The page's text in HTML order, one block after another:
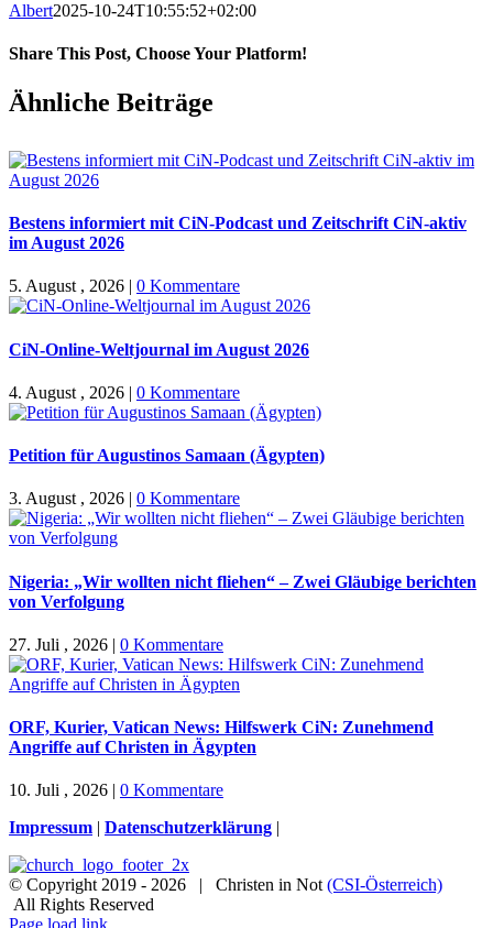
Albert2025-10-24T10:55:52+02:00
Share This Post, Choose Your Platform!
Facebook
X
WhatsApp
Pinterest
E-
Mail
Ähnliche Beiträge
Bestens informiert mit CiN-Podcast und Zeitschrift CiN-aktiv
im August 2026
5. August , 2026 | 0 Kommentare
CiN-Online-Weltjournal im August 2026
4. August , 2026 | 0 Kommentare
Petition für Augustinos Samaan (Ägypten)
3. August , 2026 | 0 Kommentare
Nigeria: „Wir wollten nicht fliehen“ – Zwei Gläubige berichten
von Verfolgung
27. Juli , 2026 | 0 Kommentare
ORF, Kurier, Vatican News: Hilfswerk CiN: Zunehmend
Angriffe auf Christen in Ägypten
10. Juli , 2026 | 0 Kommentare
Impressum | Datenschutzerklärung |
© Copyright 2019 - 2026 | Christen in Not (CSI-Österreich)
All Rights Reserved
Facebook
Instagram
X
Spenden
Newsletter